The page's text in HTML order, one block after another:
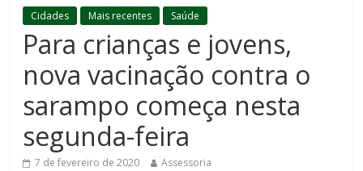
Cidades Mais recentes Saúde
Para crianças e jovens,
nova vacinação contra o
sarampo começa nesta
segunda-feira
7 de fevereiro de 2020 Assessoria